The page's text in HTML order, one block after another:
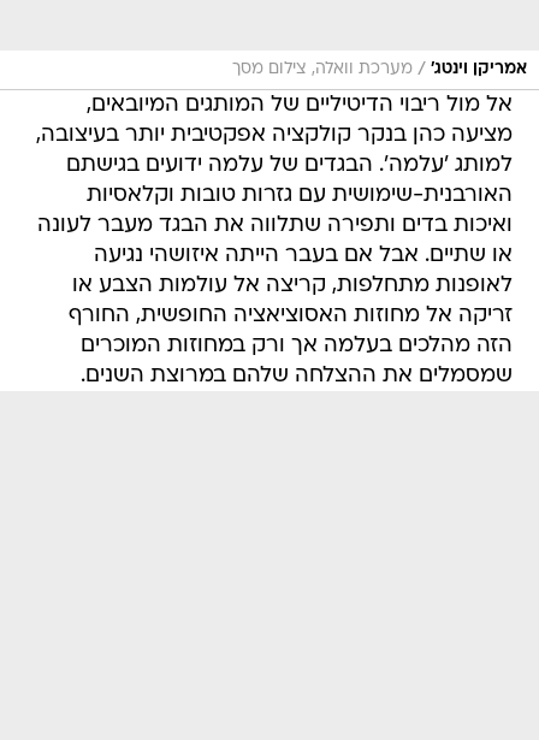
אמריקן וינטג' / מערכת וואלה, צילום מסך
אל מול ריבוי הדיטיליים של המותגים המיובאים,
מציעה כהן בנקר קולקציה אפקטיבית יותר בעיצובה,
למותג 'עלמה'. הבגדים של עלמה ידועים בגישתם
האורבנית-שימושית עם גזרות טובות וקלאסיות
ואיכות בדים ותפירה שתלווה את הבגד מעבר לעונה
או שתיים. אבל אם בעבר הייתה איזושהי נגיעה
לאופנות מתחלפות, קריצה אל עולמות הצבע או
זריקה אל מחוזות האסוציאציה החופשית, החורף
הזה מהלכים בעלמה אך ורק במחוזות המוכרים
שמסמלים את ההצלחה שלהם במרוצת השנים.